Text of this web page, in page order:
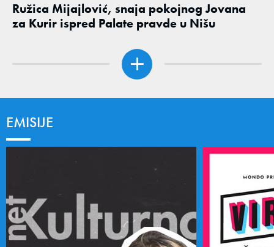
Ružica Mijajlović, snaja pokojnog Jovana
za Kurir ispred Palate pravde u Nišu
EMISIJE